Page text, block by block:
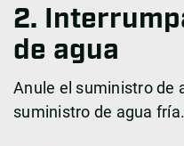
2.
de agua
Anule el suministro de
suministro de agua